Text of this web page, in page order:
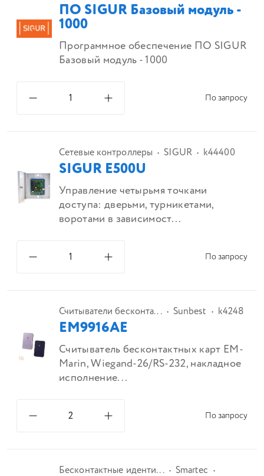
ПО SIGUR Базовый модуль -
1000
Программное обеспечение ПО SIGUR
Базовый модуль - 1000
По запросу
Сетевые контроллеры SIGUR k44400
SIGUR E500U
Управление четырьмя точками
доступа: дверьми, турникетами,
воротами в зависимост...
По запросу
Считыватели бесконта... Sunbest k4248
EM9916AE
Считыватель бесконтактных карт EM-
Marin, Wiegand-26/RS-232, накладное
исполнение...
По запросу
Бесконтактные иденти... Smartec